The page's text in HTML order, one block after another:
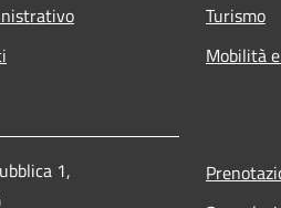
Turismo
Mobilità
1,